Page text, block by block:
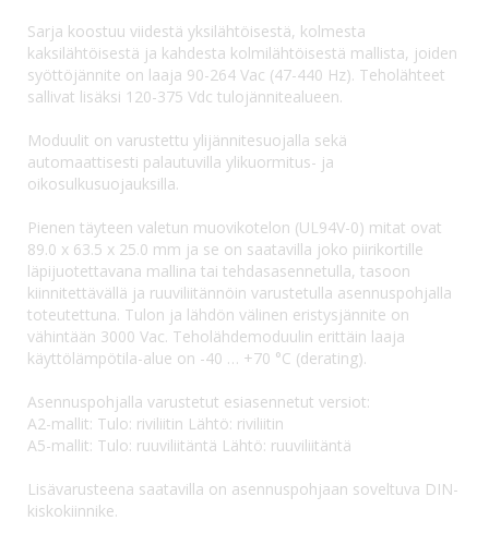
Sarja koostuu viidestä yksilähtöisestä, kolmesta
kaksilähtöisestä ja kahdesta kolmilähtöisestä mallista, joiden
syöttöjännite on laaja 90-264 Vac (47-440 Hz). Teholähteet
sallivat lisäksi 120-375 Vdc tulojännitealueen.
Moduulit on varustettu ylijännitesuojalla sekä
automaattisesti palautuvilla ylikuormitus- ja
oikosulkusuojauksilla.
Pienen täyteen valetun muovikotelon (UL94V-0) mitat ovat
89.0 x 63.5 x 25.0 mm ja se on saatavilla joko piirikortille
läpijuotettavana mallina tai tehdasasennetulla, tasoon
kiinnitettävällä ja ruuviliitännöin varustetulla asennuspohjalla
toteutettuna. Tulon ja lähdön välinen eristysjännite on
vähintään 3000 Vac. Teholähdemoduulin erittäin laaja
käyttölämpötila-alue on -40 … +70 °C (derating).
Asennuspohjalla varustetut esiasennetut versiot:
A2-mallit: Tulo: riviliitin Lähtö: riviliitin
A5-mallit: Tulo: ruuviliitäntä Lähtö: ruuviliitäntä
Lisävarusteena saatavilla on asennuspohjaan soveltuva DIN-
kiskokiinnike.